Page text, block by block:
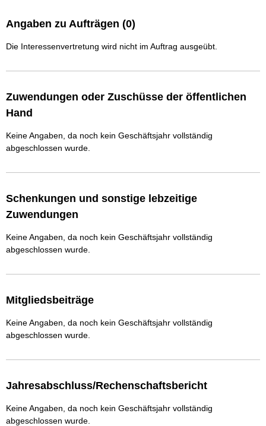
Angaben zu Aufträgen (0)
Die Interessenvertretung wird nicht im Auftrag ausgeübt.
Zuwendungen oder Zuschüsse der öffentlichen
Hand
Keine Angaben, da noch kein Geschäftsjahr vollständig
abgeschlossen wurde.
Schenkungen und sonstige lebzeitige
Zuwendungen
Keine Angaben, da noch kein Geschäftsjahr vollständig
abgeschlossen wurde.
Mitgliedsbeiträge
Keine Angaben, da noch kein Geschäftsjahr vollständig
abgeschlossen wurde.
Jahresabschluss/Rechenschaftsbericht
Keine Angaben, da noch kein Geschäftsjahr vollständig
abgeschlossen wurde.